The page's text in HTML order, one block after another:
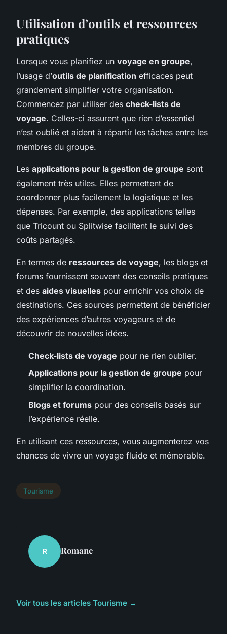
Utilisation d’outils et ressources
pratiques
Lorsque vous planifiez un voyage en groupe,
l’usage d’outils de planification efficaces peut
grandement simplifier votre organisation.
Commencez par utiliser des check-lists de
voyage. Celles-ci assurent que rien d’essentiel
n’est oublié et aident à répartir les tâches entre les
membres du groupe.
Les applications pour la gestion de groupe sont
également très utiles. Elles permettent de
coordonner plus facilement la logistique et les
dépenses. Par exemple, des applications telles
que Tricount ou Splitwise facilitent le suivi des
coûts partagés.
En termes de ressources de voyage, les blogs et
forums fournissent souvent des conseils pratiques
et des aides visuelles pour enrichir vos choix de
destinations. Ces sources permettent de bénéficier
des expériences d’autres voyageurs et de
découvrir de nouvelles idées.
Check-lists de voyage pour ne rien oublier.
Applications pour la gestion de groupe pour
simplifier la coordination.
Blogs et forums pour des conseils basés sur
l’expérience réelle.
En utilisant ces ressources, vous augmenterez vos
chances de vivre un voyage fluide et mémorable.
Tourisme
R Romane
Voir tous les articles Tourisme →